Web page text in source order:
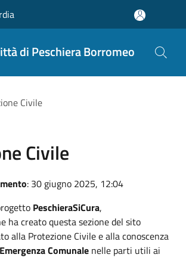
di Peschiera Borromeo
Civile
Civile
: 30 giugno 2025, 12:04
PeschieraSiCura,
ha creato questa sezione del sito
alla Protezione Civile e alla conoscenza
Comunale nelle parti utili ai